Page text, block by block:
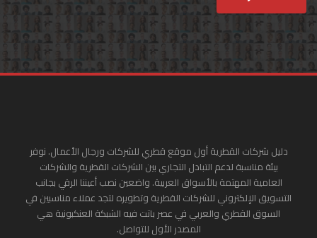
دليل شركات القطرية أول موقع قطري للشركات ورجال الأعمال. نوفر
بيئة مناسبة لدعم التبادل التجاري بين الشركات القطرية والشركات
العامية المهتمة بالأسواق العربية. واضعين نصب أعيننا الرقي بجانب
التسويق الإلكتروني للشركات القطرية وتطويره لتجد عملاء مناسبين في
السوق القطري والعربي في عصر باتت فيه الشبكة العنكبونية هي
المصدر الأول للتواصل.